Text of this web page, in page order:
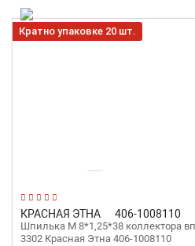
КРАСНАЯ ЭТНА 406-1008110
Шпилька М 8*1,25*38 коллектора
3302 Красная Этна 406-1008110
Кратно упаковке 20 шт.